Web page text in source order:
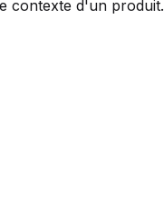
contexte d'un produit.